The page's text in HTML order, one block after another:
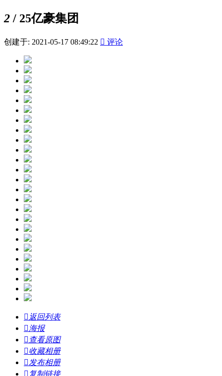
2 / 25亿豪集团
创建于: 2021-05-17 08:49:22  评论
 返回列表
 海报
 查看原图
收藏相册
发布相册
 复制链接